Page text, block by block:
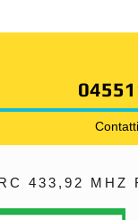
Contatti
433,92 MHZ